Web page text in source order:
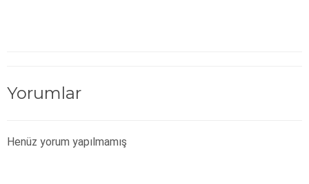
Yorumlar
Henüz yorum yapılmamış